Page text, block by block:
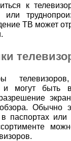
к
ТВ может
и могут быть
обзора. Обычно
паспортах или